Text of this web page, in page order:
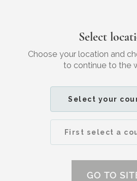
Was machen
Ihrer
Select
Choose your location and
to continue to the
Select your
First select a
GO TO